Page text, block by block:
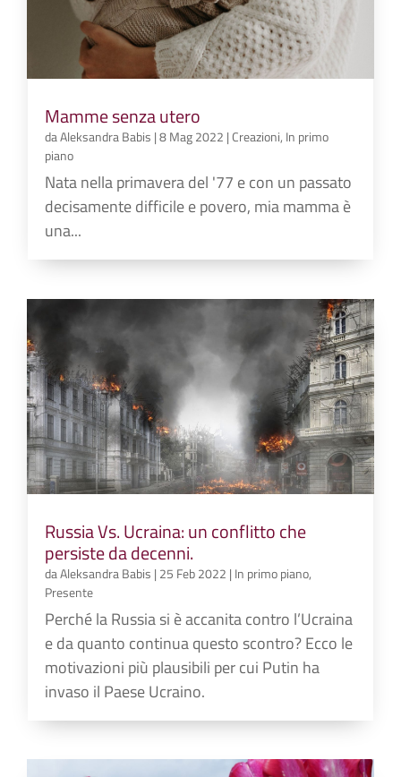
Mamme senza utero
daAleksandra Babis |8 Mag 2022 |Creazioni, In primo
piano
Nata nella primavera del '77 e con un passato
decisamente difficile e povero, mia mamma è
una...
Russia Vs. Ucraina: un conflitto che
persiste da decenni.
daAleksandra Babis | 25 Feb 2022 | In primo piano,
Presente
Perché la Russia si è accanita contro l’Ucraina
e da quanto continua questo scontro? Ecco le
motivazioni più plausibili per cui Putin ha
invaso il Paese Ucraino.